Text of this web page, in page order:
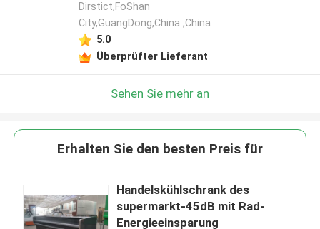
Dirstict,FoShan
City,GuangDong,China ,China
5.0
Überprüfter Lieferant
Sehen Sie mehr an
Erhalten Sie den besten Preis für
Handelskühlschrank des
supermarkt-45dB mit Rad-
Energieeinsparung